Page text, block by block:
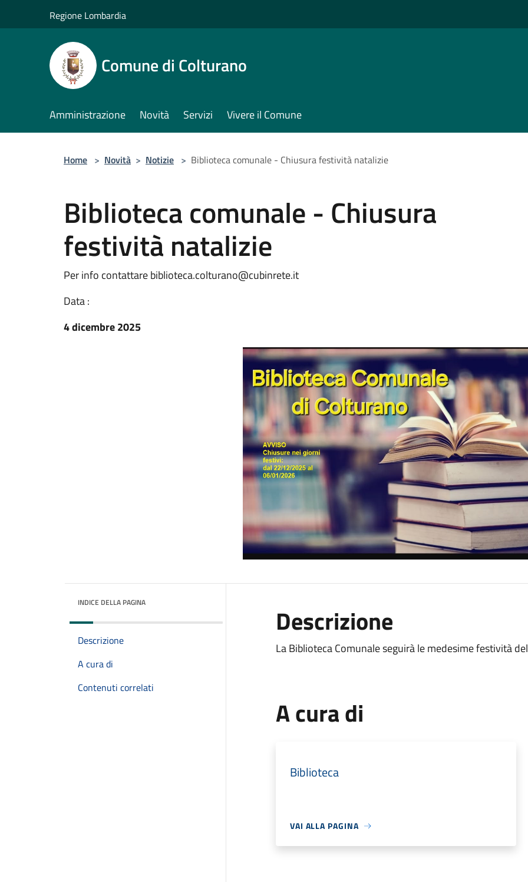
Regione Lombardia
Comune di Colturano
Amministrazione Novità Servizi Vivere il Comune
Home > Novità > Notizie > Biblioteca comunale - Chiusura festività natalizie
Biblioteca comunale - Chiusura
festività natalizie
Per info contattare biblioteca.colturano@cubinrete.it
Data :
4 dicembre 2025
INDICE DELLA PAGINA
Descrizione
A cura di
Contenuti correlati
Descrizione
La Biblioteca Comunale seguirà le medesime festività
A cura di
Biblioteca
VAI ALLA PAGINA